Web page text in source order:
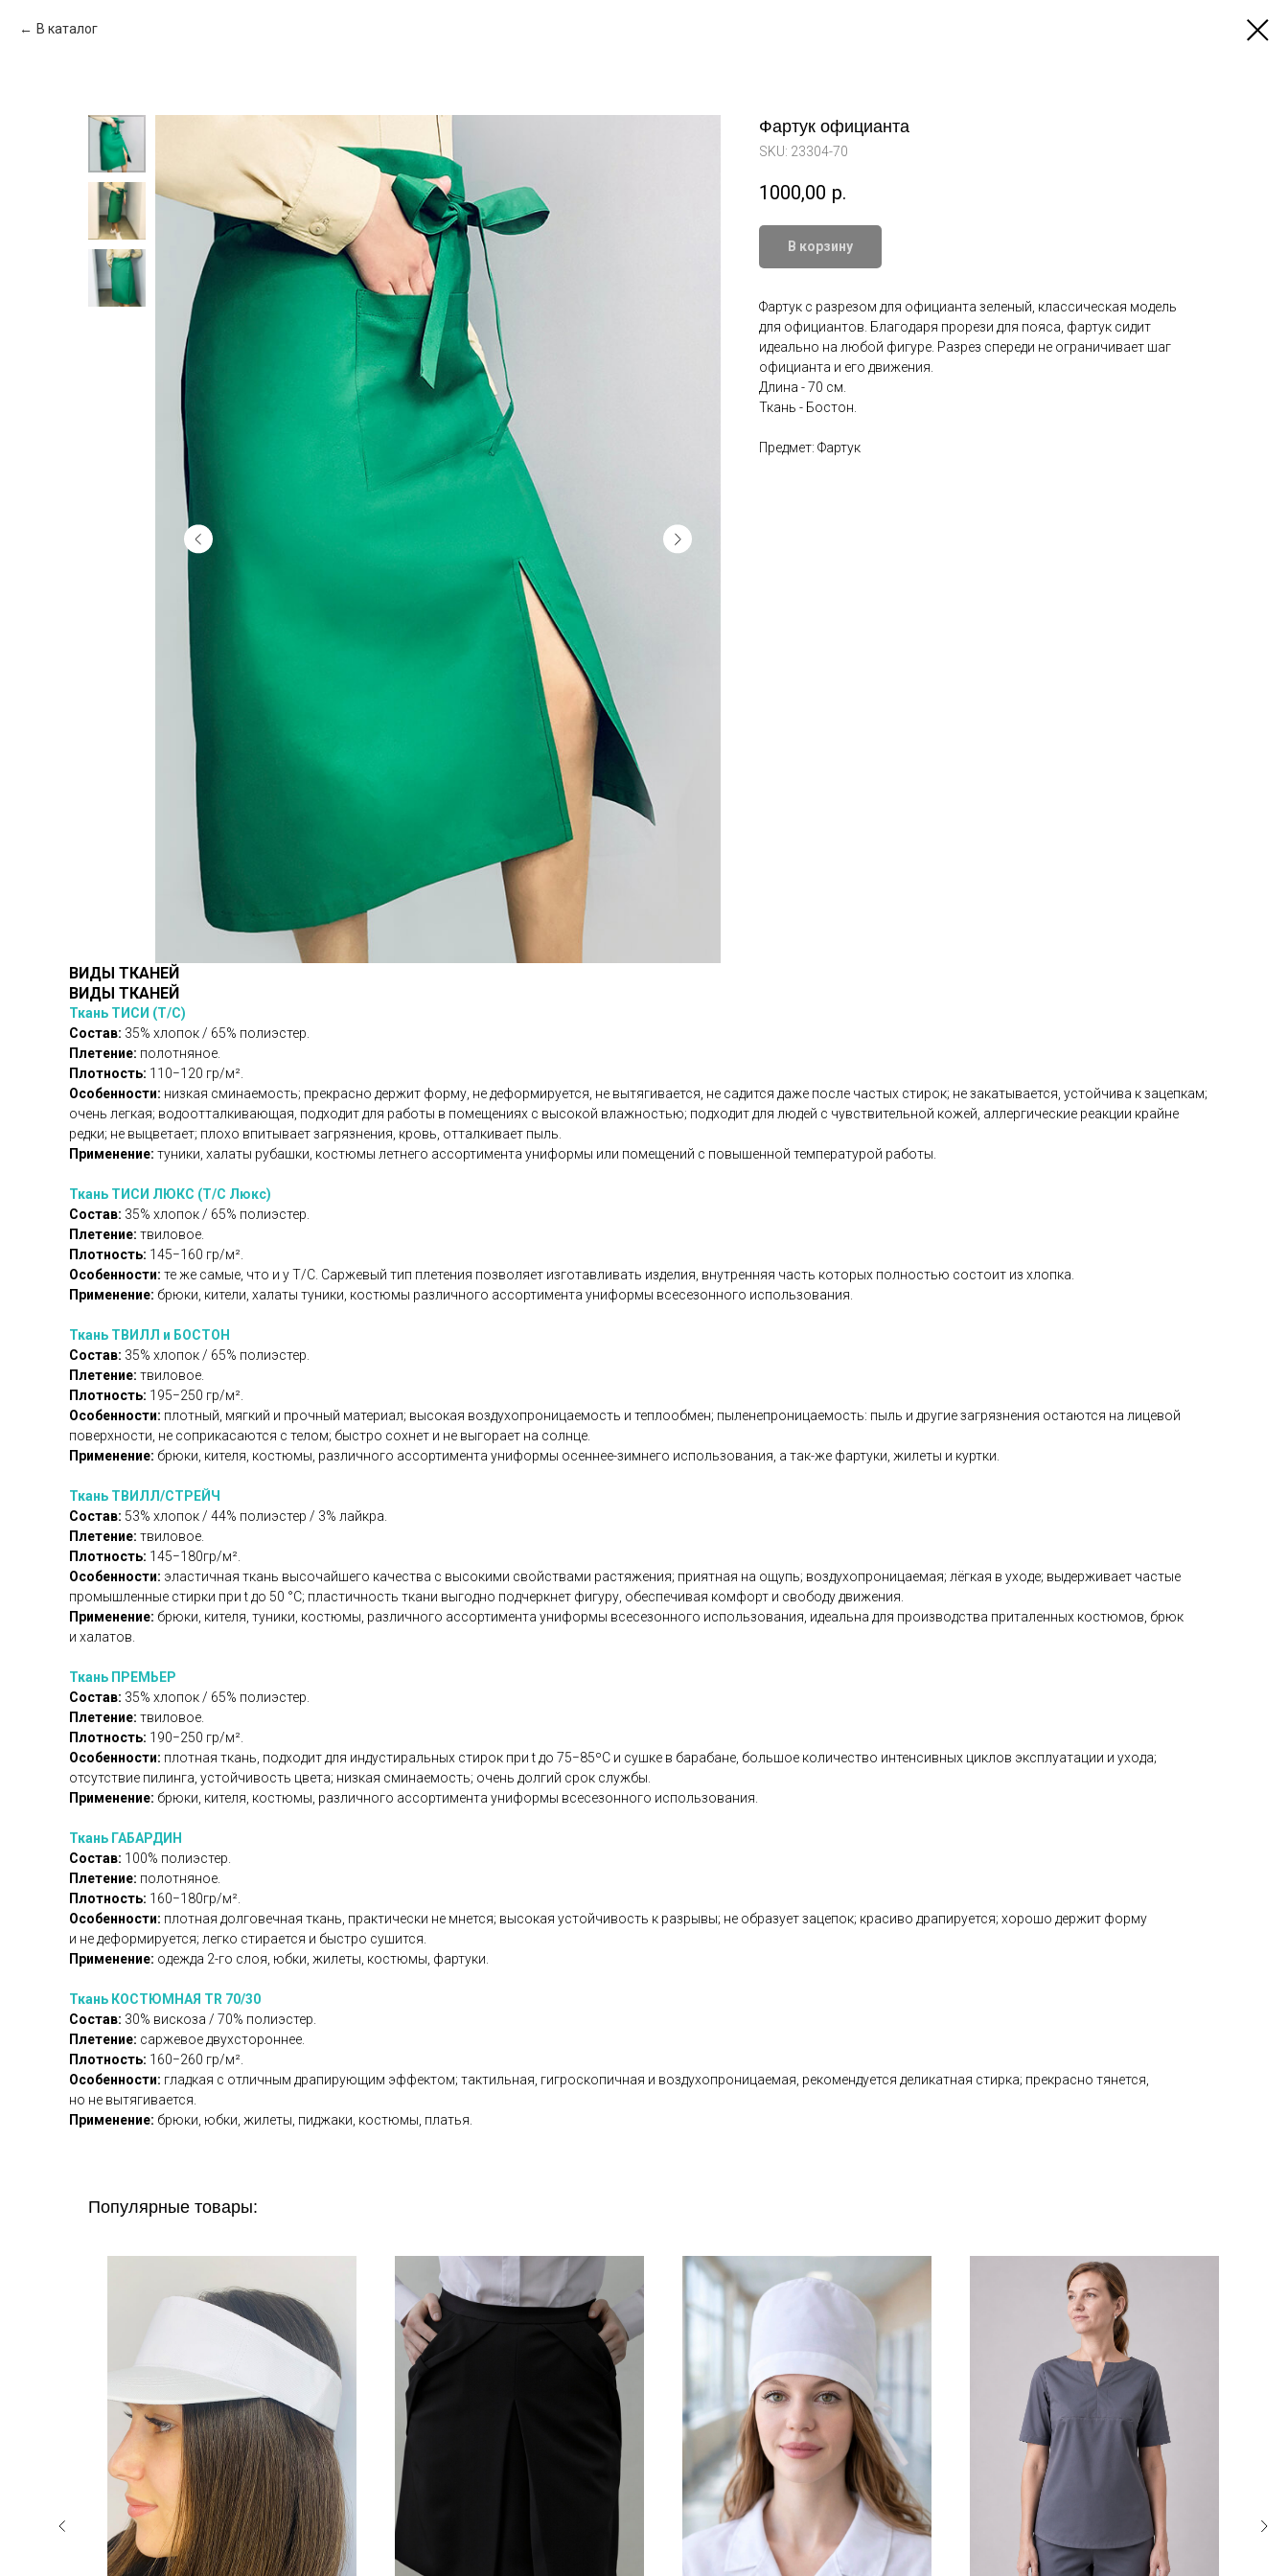
В каталог
Фартук официанта
SKU: 23304-70
1000,00 р.
В корзину
Фартук с разрезом для официанта зеленый, классическая модель
для официантов. Благодаря прорези для пояса, фартук сидит
идеально на любой фигуре. Разрез спереди не ограничивает шаг
официанта и его движения.
Длина - 70 см.
Ткань - Бостон.
Предмет: Фартук
ВИДЫ ТКАНЕЙ
ВИДЫ ТКАНЕЙ
Ткань ТИСИ (Т/С)
Состав: 35% хлопок / 65% полиэстер.
Плетение: полотняное.
Плотность: 110−120 гр/м².
Особенности: низкая сминаемость; прекрасно держит форму, не деформируется, не вытягивается, не садится даже после частых стирок; не закатывается, устойчива к зацепкам;
очень легкая; водоотталкивающая, подходит для работы в помещениях с высокой влажностью; подходит для людей с чувствительной кожей, аллергические реакции крайне
редки; не выцветает; плохо впитывает загрязнения, кровь, отталкивает пыль.
Применение: туники, халаты рубашки, костюмы летнего ассортимента униформы или помещений с повышенной температурой работы.
Ткань ТИСИ ЛЮКС (Т/С Люкс)
Состав: 35% хлопок / 65% полиэстер.
Плетение: твиловое.
Плотность: 145−160 гр/м².
Особенности: те же самые, что и у Т/С. Саржевый тип плетения позволяет изготавливать изделия, внутренняя часть которых полностью состоит из хлопка.
Применение: брюки, кители, халаты туники, костюмы различного ассортимента униформы всесезонного использования.
Ткань ТВИЛЛ и БОСТОН
Состав: 35% хлопок / 65% полиэстер.
Плетение: твиловое.
Плотность: 195−250 гр/м².
Особенности: плотный, мягкий и прочный материал; высокая воздухопроницаемость и теплообмен; пыленепроницаемость: пыль и другие загрязнения остаются на лицевой
поверхности, не соприкасаются с телом; быстро сохнет и не выгорает на солнце.
Применение: брюки, кителя, костюмы, различного ассортимента униформы осеннее-зимнего использования, а так-же фартуки, жилеты и куртки.
Ткань ТВИЛЛ/СТРЕЙЧ
Состав: 53% хлопок / 44% полиэстер / 3% лайкра.
Плетение: твиловое.
Плотность: 145−180гр/м².
Особенности: эластичная ткань высочайшего качества с высокими свойствами растяжения; приятная на ощупь; воздухопроницаемая; лёгкая в уходе; выдерживает частые
промышленные стирки при t до 50 °C; пластичность ткани выгодно подчеркнет фигуру, обеспечивая комфорт и свободу движения.
Применение: брюки, кителя, туники, костюмы, различного ассортимента униформы всесезонного использования, идеальна для производства приталенных костюмов, брюк
и халатов.
Ткань ПРЕМЬЕР
Состав: 35% хлопок / 65% полиэстер.
Плетение: твиловое.
Плотность: 190−250 гр/м².
Особенности: плотная ткань, подходит для индустиральных стирок при t до 75−85ºС и сушке в барабане, большое количество интенсивных циклов эксплуатации и ухода;
отсутствие пилинга, устойчивость цвета; низкая сминаемость; очень долгий срок службы.
Применение: брюки, кителя, костюмы, различного ассортимента униформы всесезонного использования.
Ткань ГАБАРДИН
Состав: 100% полиэстер.
Плетение: полотняное.
Плотность: 160−180гр/м².
Особенности: плотная долговечная ткань, практически не мнется; высокая устойчивость к разрывы; не образует зацепок; красиво драпируется; хорошо держит форму
и не деформируется; легко стирается и быстро сушится.
Применение: одежда 2-го слоя, юбки, жилеты, костюмы, фартуки.
Ткань КОСТЮМНАЯ TR 70/30
Состав: 30% вискоза / 70% полиэстер.
Плетение: саржевое двухстороннее.
Плотность: 160−260 гр/м².
Особенности: гладкая с отличным драпирующим эффектом; тактильная, гигроскопичная и воздухопроницаемая, рекомендуется деликатная стирка; прекрасно тянется,
но не вытягивается.
Применение: брюки, юбки, жилеты, пиджаки, костюмы, платья.
Популярные товары: